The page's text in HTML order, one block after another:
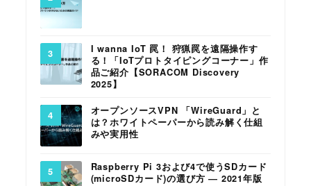
I wanna IoT 罠！ 狩猟罠を遠隔操作す
る！「IoTプロトタイピングコーナー」作
品ご紹介【SORACOM Discovery
2025】
オープンソースVPN 「WireGuard」と
は？ホワイトペーパーから読み解く仕組
みや実用性
Raspberry Pi 3および4で使うSDカード
(microSDカード)の選び方 ― 2021年版